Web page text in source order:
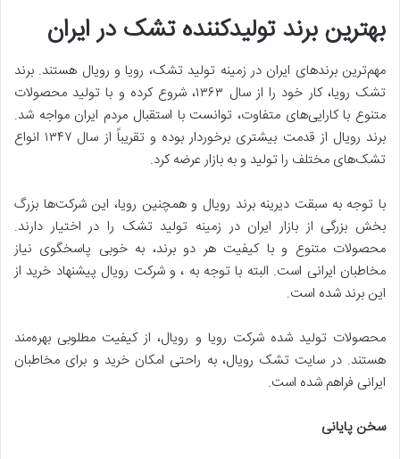
بهترین برند تولید‌کننده تشک در ایران
مهم‌ترین برند‌های ایران در زمینه تولید تشک، رویا و رویال هستند. برند
تشک رویا، کار خود را از سال ۱۳۶۳، شروع کرده و با تولید محصولات
متنوع با کارایی‌های متفاوت، توانست با استقبال مردم ایران مواجه شد.
برند رویال از قدمت بیشتری برخوردار بوده و تقریباً از سال ۱۳۴۷ انواع
تشک‌های مختلف را تولید و به بازار عرضه کرد.
با توجه به سبقت دیرینه برند رویال و همچنین رویا، این شرکت‌ها بزرگ
بخش بزرگی از بازار ایران در زمینه تولید تشک را در اختیار دارند.
محصولات متنوع و با کیفیت هر دو برند، به خوبی پاسخگوی نیاز
مخاطبان ایرانی است. البته با توجه به ، و شرکت رویال پیشنهاد خرید از
این برند شده است.
محصولات تولید شده شرکت رویا و رویال، از کیفیت مطلوبی بهره‌مند
هستند. در سایت تشک رویال، به راحتی امکان خرید و برای مخاطبان
ایرانی فراهم شده است.
سخن پایانی